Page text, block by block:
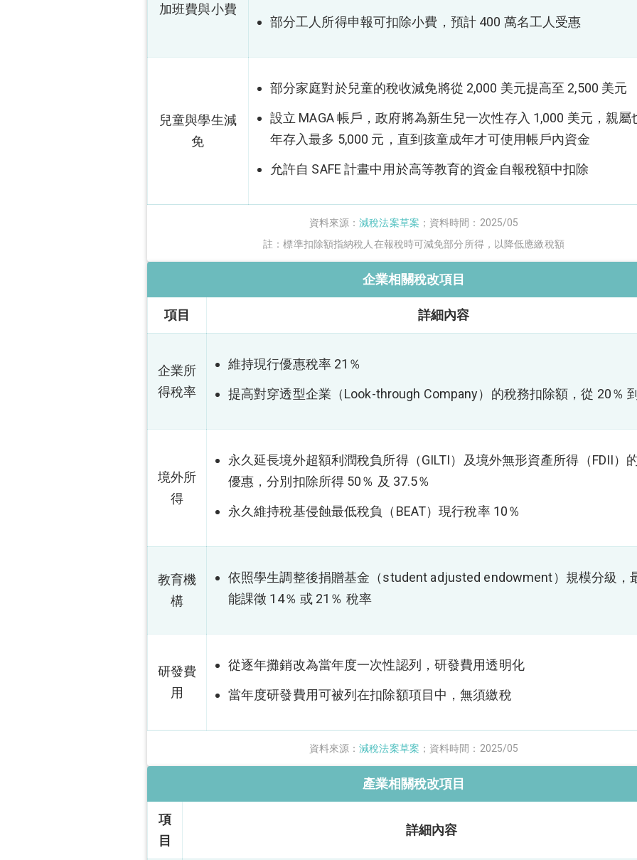
資料來源：減稅法案草案 ；資料時間：2025/05
註：標準扣除額指納稅人在報稅時可減免部分所得，以降低應繳稅額
加班費與小費
部分工人所得申報可扣除小費，預計 400 萬名工人受惠
兒童與學生減
免
部分家庭對於兒童的稅收減免將從 2,000 美元提高至 2,500 美元
設立 MAGA 帳戶，政府將為新生兒一次性存入 1,000 美元，親屬
年存入最多 5,000 元，直到孩童成年才可使用帳戶內資金
允許自 SAFE 計畫中用於高等教育的資金自報稅額中扣除
資料來源：減稅法案草案 ；資料時間：2025/05
企業相關稅改項目
項目 詳細內容
企業所
得稅率
維持現行優惠稅率 21％
提高對穿透型企業（Look-through Company）的稅務扣除額，從 20％
境外所
得
永久延長境外超額利潤稅負所得（GILTI）及境外無形資產所得（FDII）
優惠，分別扣除所得 50％ 及 37.5％
永久維持稅基侵蝕最低稅負（BEAT）現行稅率 10％
教育機
構
依照學生調整後捐贈基金（student adjusted endowment）規模分級，
能課徵 14％ 或 21％ 稅率
研發費
用
從逐年攤銷改為當年度一次性認列，研發費用透明化
當年度研發費用可被列在扣除額項目中，無須繳稅
產業相關稅改項目
項
目
詳細內容